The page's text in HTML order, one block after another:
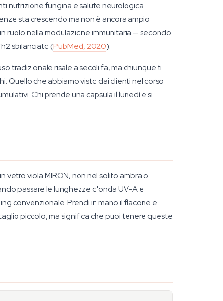
nutrizione fungina e salute neurologica
sta crescendo ma non è ancora ampio
ruolo nella modulazione immunitaria — secondo
sbilanciato (PubMed, 2020).
tradizionale risale a secoli fa, ma chiunque ti
Quello che abbiamo visto dai clienti nel corso
Chi prende una capsula il lunedì e si
viola MIRON, non nel solito ambra o
passare le lunghezze d'onda UV-A e
convenzionale. Prendi in mano il flacone e
piccolo, ma significa che puoi tenere queste